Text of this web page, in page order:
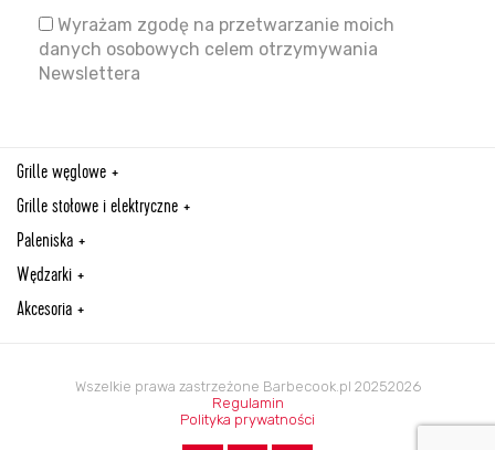
Wyrażam zgodę na przetwarzanie moich
danych osobowych celem otrzymywania
Newslettera
Grille węglowe
Grille stołowe i elektryczne
Paleniska
Wędzarki
Akcesoria
Wszelkie prawa zastrzeżone Barbecook.pl 20252026
Regulamin
Polityka prywatności